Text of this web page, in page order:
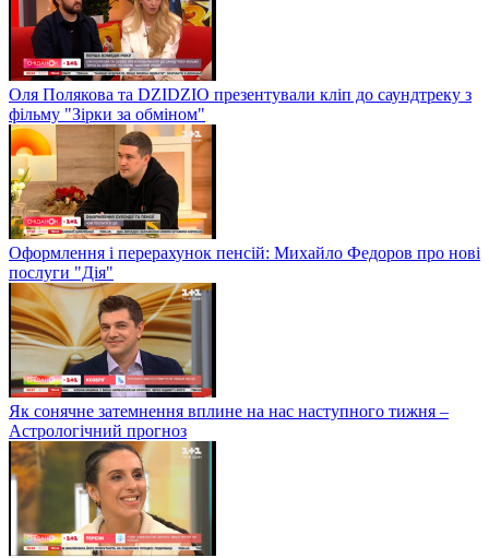
Оля Полякова та DZIDZIO презентували кліп до саундтреку з
фільму "Зірки за обміном"
Оформлення і перерахунок пенсій: Михайло Федоров про нові
послуги "Дія"
Як сонячне затемнення вплине на нас наступного тижня –
Астрологічний прогноз